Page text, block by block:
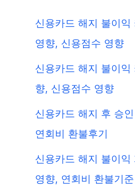
신용카드 해지 불이익
영향, 신용점수 영향
신용카드 해지 불이익
향, 신용점수 영향
신용카드 해지 후 승
연회비 환불후기
신용카드 해지 불이익
영향, 연회비 환불기준